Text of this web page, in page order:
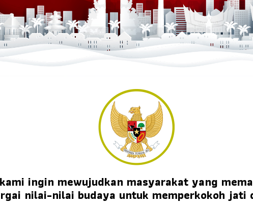
ingin mewujudkan masyarakat yang
nilai-nilai budaya untuk memperkokoh jati